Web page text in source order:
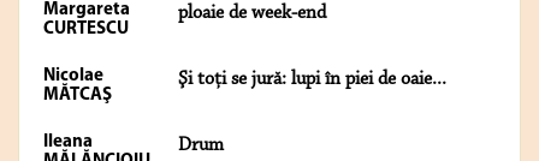
Margareta
CURTESCU
ploaie de week-end
Nicolae
MĂTCAŞ
Şi toţi se jură: lupi în piei de oaie...
Ileana
Drum